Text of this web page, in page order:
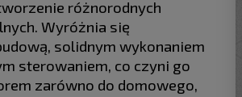
różnorodnych
Wyróżnia się
solidnym wykonaniem
sterowaniem, co czyni go
zarówno do domowego,